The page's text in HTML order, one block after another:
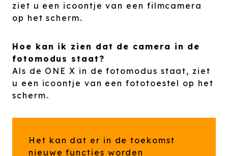
ziet u een icoontje van een filmcamera
op het scherm.
Hoe kan ik zien dat de camera in de
fotomodus staat?
Als de ONE X in de fotomodus staat, ziet
u een icoontje van een fototoestel op het
scherm.
Het kan dat er in de toekomst
nieuwe functies worden